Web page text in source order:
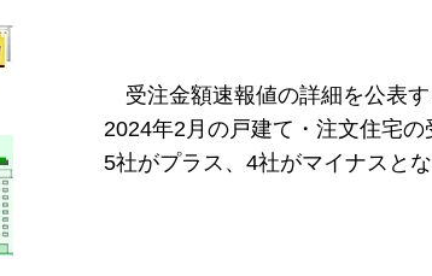
受注金額速報値の詳細を公表
2024年2月の戸建て・注文住宅の
5社がプラス、4社がマイナスとな